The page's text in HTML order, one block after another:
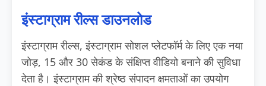
इंस्टाग्राम रील्स डाउनलोड
इंस्टाग्राम रील्स, इंस्टाग्राम सोशल प्लेटफॉर्म के लिए एक नया
जोड़, 15 और 30 सेकंड के संक्षिप्त वीडियो बनाने की सुविधा
देता है। इंस्टाग्राम की श्रेष्ठ संपादन क्षमताओं का उपयोग